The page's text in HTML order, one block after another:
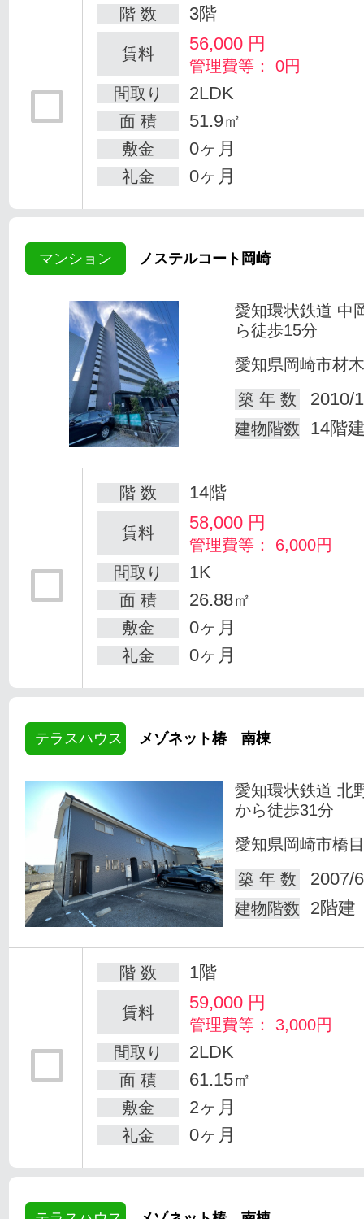
階 数 3階
賃料 56,000 円
管理費等： 0円
間取り
2LDK
面 積 51.9㎡
敷金 0ヶ月
礼金 0ヶ月
マンション ノステルコート岡崎
愛知環状鉄道 中
ら徒歩15分
愛知県岡崎市材
築 年 数
2010/
建物階数 14階
階 数 14階
賃料 58,000 円
管理費等： 6,000円
間取り
1K
面 積 26.88㎡
敷金 0ヶ月
礼金 0ヶ月
テラスハウス メゾネット椿 南棟
愛知環状鉄道 北
から徒歩31分
愛知県岡崎市橋
築 年 数
2007/
建物階数 2階建
階 数 1階
賃料 59,000 円
管理費等： 3,000円
間取り
2LDK
面 積 61.15㎡
敷金 2ヶ月
礼金 0ヶ月